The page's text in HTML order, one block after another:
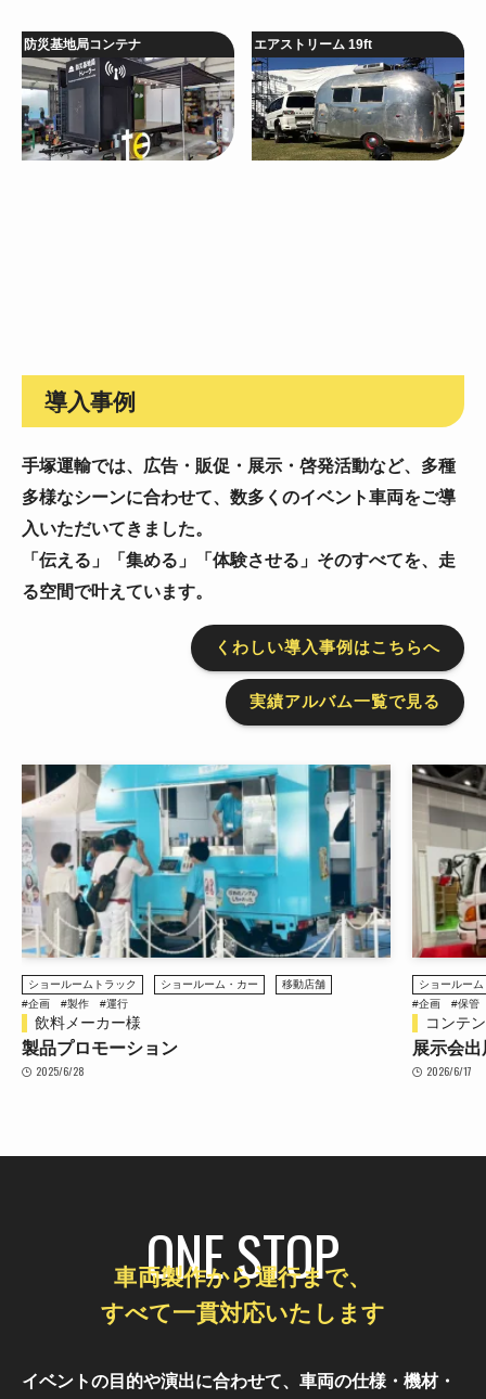
防災基地局コンテナ エアストリーム 19ft
導入事例
手塚運輸では、広告・販促・展示・啓発活動など、 多種
多様なシーンに合わせて、数多くのイベント車両をご導
入いただいてきました。
「伝える」「集める」「体験させる」そのすべてを、走
る空間で叶えています。
くわしい導入事例はこちらへ
実績アルバム一覧で見る
ショールームトラック
#企画
#保管 #整備
コンテンツ東京 2026
展示会出展
2026/6/17
ステージト
#企画
#保管
南鳩ヶ
ステー
2026/4/27
ONE STOP
車両製作から運行まで、
すべて一貫対応いたします
イベントの目的や演出に合わせて、車両の仕様・機材・